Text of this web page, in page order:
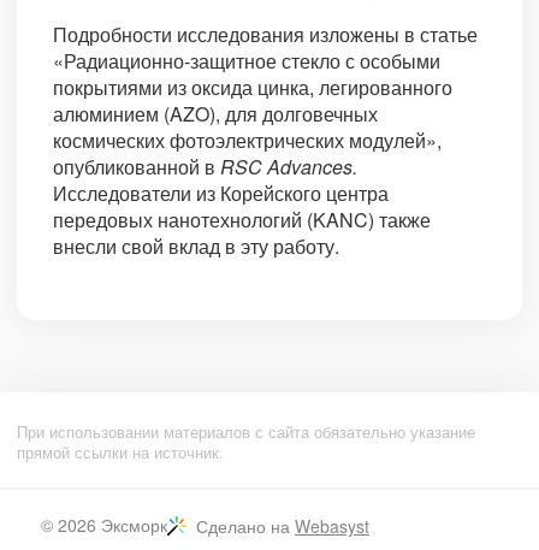
Подробности исследования изложены в статье
«Радиационно-защитное стекло с особыми
покрытиями из оксида цинка, легированного
алюминием (AZO), для долговечных
космических фотоэлектрических модулей»,
опубликованной в RSC Advances.
Исследователи из Корейского центра
передовых нанотехнологий (KANC) также
внесли свой вклад в эту работу.
При использовании материалов с сайта обязательно указание
прямой ссылки на источник.
© 2026 Эксморк Сделано на Webasyst